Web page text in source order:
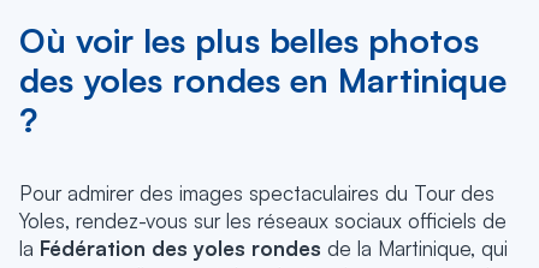
Où voir les plus belles photos
des yoles rondes en Martinique
?
Pour admirer des images spectaculaires du Tour des
Yoles, rendez-vous sur les réseaux sociaux officiels de
la Fédération des yoles rondes de la Martinique, qui